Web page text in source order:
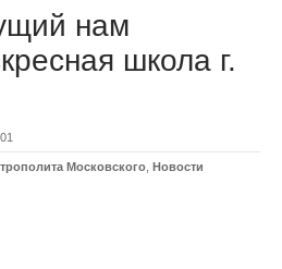
нам
школа г.
Московского Новости